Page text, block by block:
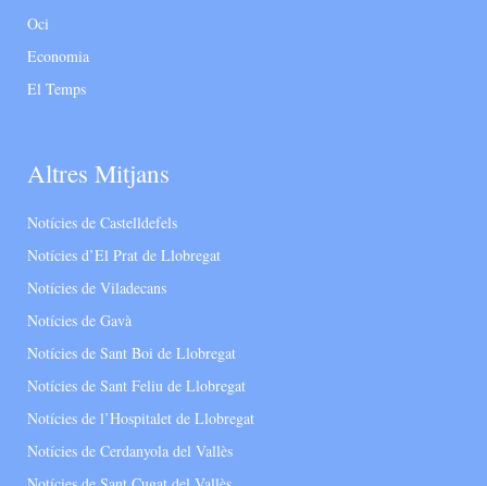
Oci
Economia
El Temps
Altres Mitjans
Notícies de Castelldefels
Notícies d’El Prat de Llobregat
Notícies de Viladecans
Notícies de Gavà
Notícies de Sant Boi de Llobregat
Notícies de Sant Feliu de Llobregat
Notícies de l’Hospitalet de Llobregat
Notícies de Cerdanyola del Vallès